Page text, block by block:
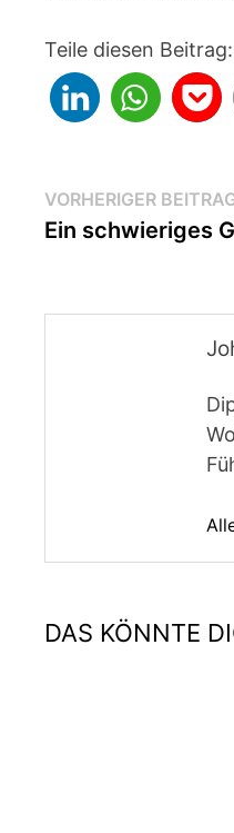
Teile diesen Beitrag:
VORHERIGER
Ein schwieriges
DAS KÖNNTE